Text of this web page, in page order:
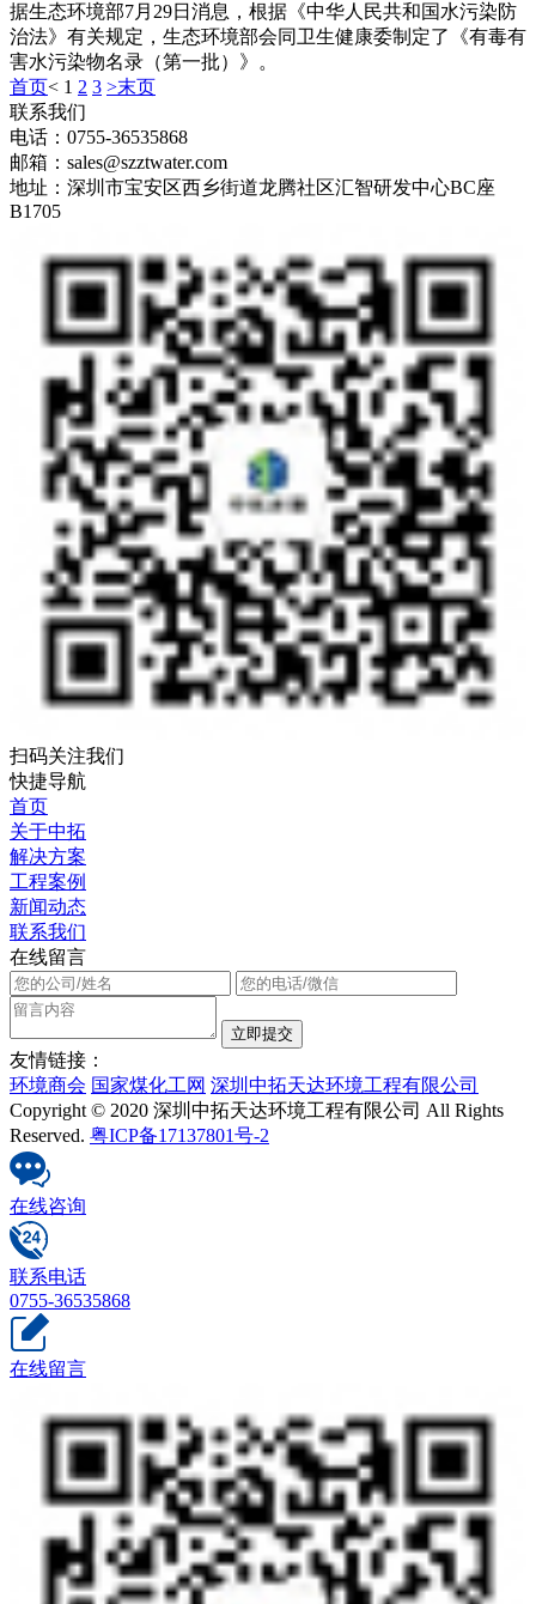
据生态环境部7月29日消息，根据《中华人民共和国水污染防
治法》有关规定，生态环境部会同卫生健康委制定了《有毒有
害水污染物名录（第一批）》。
首页< 1 2 3 >末页
联系我们
电话：0755-36535868
邮箱：sales@szztwater.com
地址：深圳市宝安区西乡街道龙腾社区汇智研发中心BC座
B1705
扫码关注我们
快捷导航
首页
关于中拓
解决方案
工程案例
新闻动态
联系我们
在线留言
友情链接：
环境商会 国家煤化工网 深圳中拓天达环境工程有限公司
Copyright © 2020 深圳中拓天达环境工程有限公司 All Rights
Reserved. 粤ICP备17137801号-2
在线咨询
联系电话
0755-36535868
在线留言